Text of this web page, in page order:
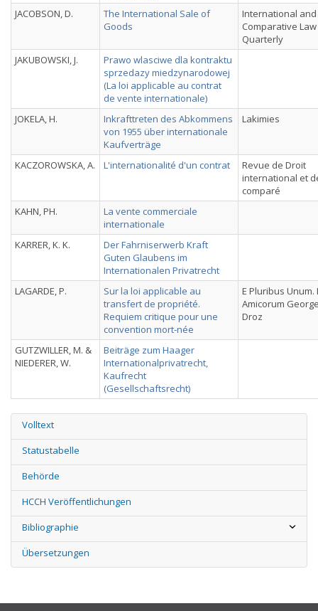
JACOBSON, D.
The International Sale of
Goods
International and
Comparative Law
Quarterly
JAKUBOWSKI, J.
Prawo wlasciwe dla kontraktu
sprzedazy miedzynarodowej
(La loi applicable au contrat
de vente internationale)
JOKELA, H.
Inkrafttreten des Abkommens
von 1955 über internationale
Kaufverträge
Lakimies
KACZOROWSKA, A. L'internationalité d'un contrat
Revue de Droit
international et
comparé
KAHN, PH.
La vente commerciale
internationale
KARRER, K. K.
Der Fahrniserwerb Kraft
Guten Glaubens im
Internationalen Privatrecht
LAGARDE, P.
Sur la loi applicable au
transfert de propriété.
Requiem critique pour une
convention mort-née
E Pluribus Unum.
Amicorum
Droz
GUTZWILLER, M. &
NIEDERER, W.
Beiträge zum Haager
Internationalprivatrecht,
Kaufrecht
(Gesellschaftsrecht)
Volltext
Statustabelle
Behörde
HCCH Veröffentlichungen
Bibliographie
Übersetzungen